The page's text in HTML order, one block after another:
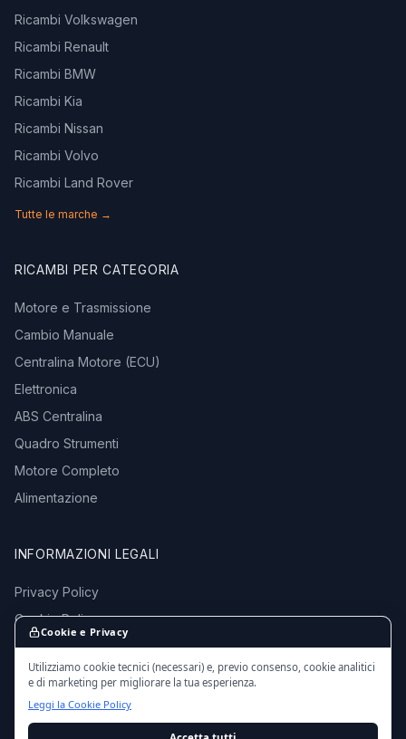
Ricambi Volkswagen
Ricambi Renault
Ricambi BMW
Ricambi Kia
Ricambi Nissan
Ricambi Volvo
Ricambi Land Rover
Tutte le marche →
RICAMBI PER CATEGORIA
Motore e Trasmissione
Cambio Manuale
Centralina Motore (ECU)
Elettronica
ABS Centralina
Quadro Strumenti
Motore Completo
Alimentazione
INFORMAZIONI LEGALI
Privacy Policy
Cookie Policy
Termini e Condizioni
Cookie e Privacy
Utilizziamo cookie tecnici (necessari) e, previo consenso, cookie analitici
e di marketing per migliorare la tua esperienza.
Leggi la Cookie Policy